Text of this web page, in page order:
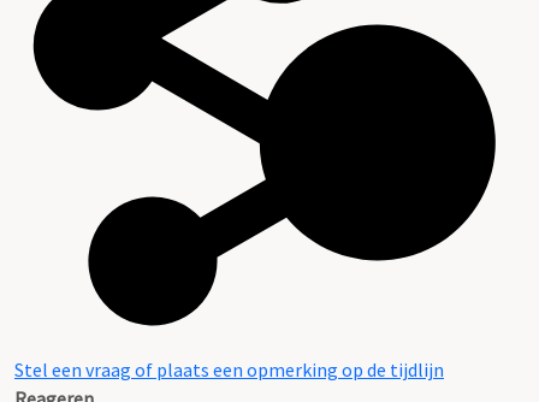
Stel een vraag of plaats een opmerking op de tijdlijn